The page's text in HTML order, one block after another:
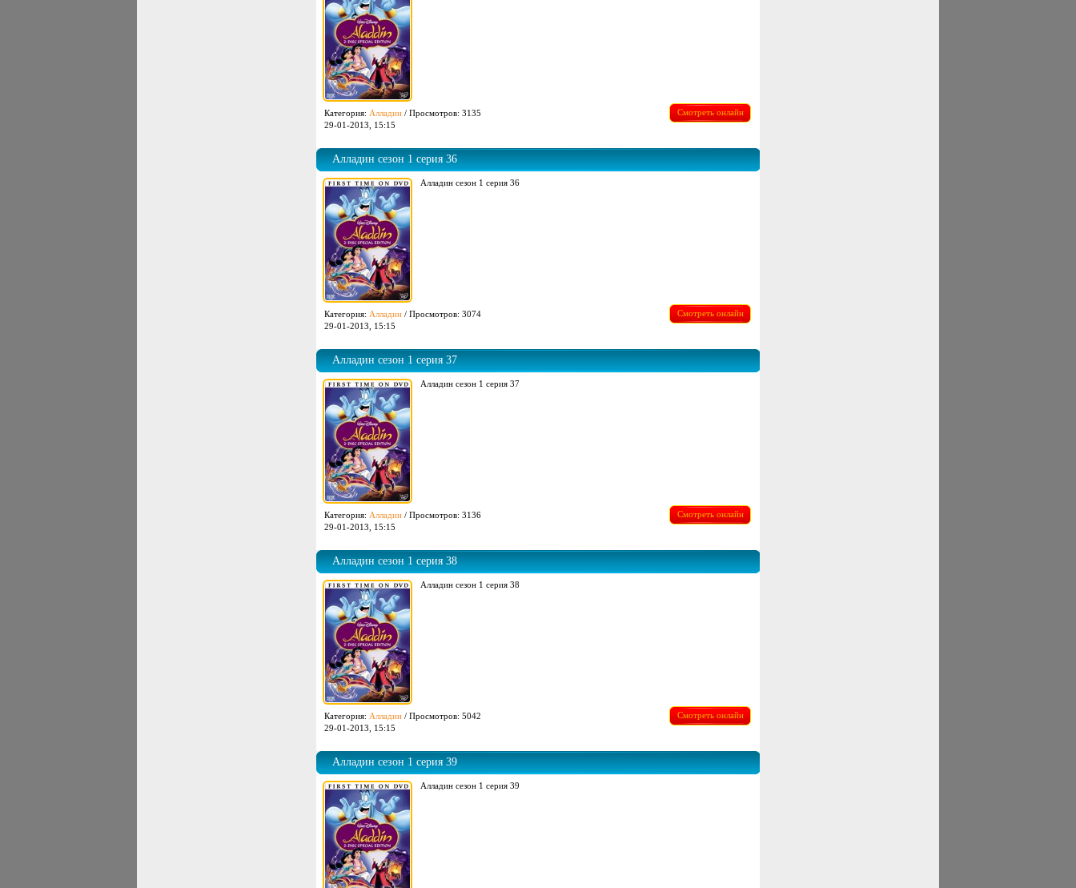
Категория: Алладин / Просмотров: 3135
29-01-2013, 15:15
Смотреть онлайн
Алладин сезон 1 серия 36
Алладин сезон 1 серия 36
Категория: Алладин / Просмотров: 3074
29-01-2013, 15:15
Смотреть онлайн
Алладин сезон 1 серия 37
Алладин сезон 1 серия 37
Категория: Алладин / Просмотров: 3136
29-01-2013, 15:15
Смотреть онлайн
Алладин сезон 1 серия 38
Алладин сезон 1 серия 38
Категория: Алладин / Просмотров: 5042
29-01-2013, 15:15
Смотреть онлайн
Алладин сезон 1 серия 39
Алладин сезон 1 серия 39